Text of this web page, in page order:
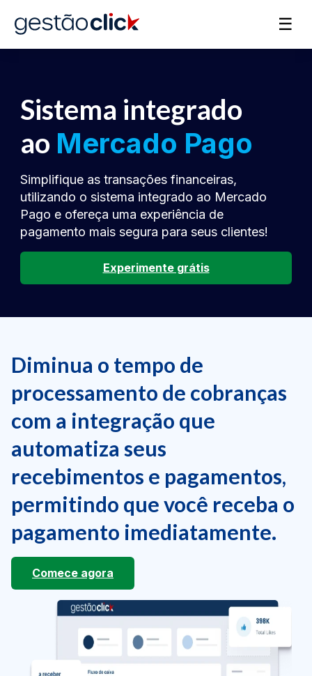
☰
Sistema integrado
ao Mercado Pago
Simplifique as transações financeiras,
utilizando o sistema integrado ao Mercado
Pago e ofereça uma experiência de
pagamento mais segura para seus clientes!
Experimente grátis
Diminua o tempo de
processamento de cobranças
com a integração que
automatiza seus
recebimentos e pagamentos,
permitindo que você receba o
pagamento imediatamente.
Comece agora